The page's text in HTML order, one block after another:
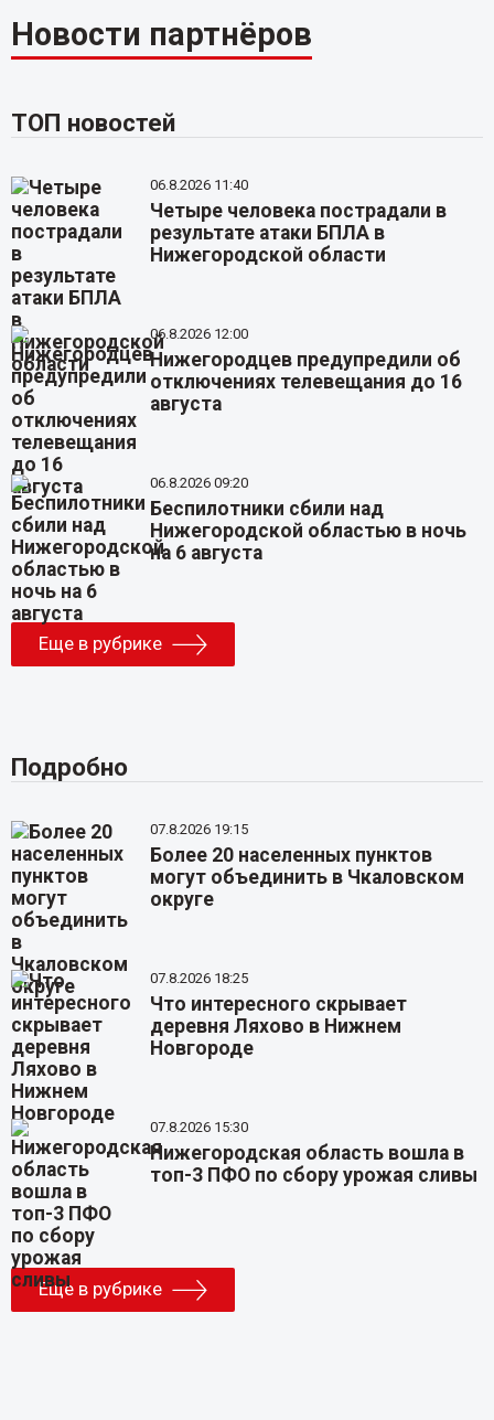
Новости партнёров
ТОП новостей
06.8.2026 11:40
Четыре человека пострадали в
результате атаки БПЛА в
Нижегородской области
06.8.2026 12:00
Нижегородцев предупредили об
отключениях телевещания до 16
августа
06.8.2026 09:20
Беспилотники сбили над
Нижегородской областью в ночь
на 6 августа
Еще в рубрике
Подробно
07.8.2026 19:15
Более 20 населенных пунктов
могут объединить в Чкаловском
округе
07.8.2026 18:25
Что интересного скрывает
деревня Ляхово в Нижнем
Новгороде
07.8.2026 15:30
Нижегородская область вошла в
топ-3 ПФО по сбору урожая сливы
Еще в рубрике